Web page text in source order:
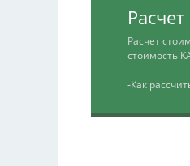
Расчет
стоимость
-Как